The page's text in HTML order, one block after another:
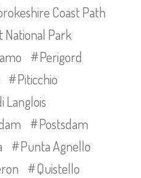
Coast Path
National Park
Perigord
Piticchio
Langlois
Postsdam
Punta Agnello
Quistello